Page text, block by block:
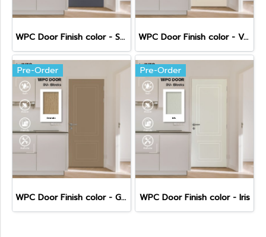
WPC Door Finish color - Super Black WPC Door Finish color - Vanilla
Pre-Order
WPC Door Finish color - Granola
Pre-Order
WPC Door Finish color - Iris